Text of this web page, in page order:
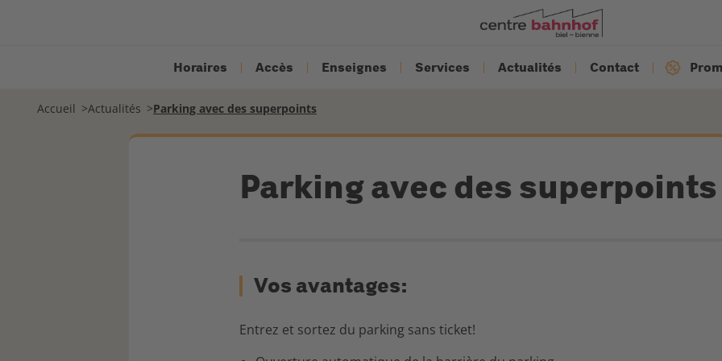
Horaires Accès Enseignes Services Actualités Contact
Accueil Actualités Parking avec des superpoints
Parking avec des superpoints
Vos avantages:
Entrez et sortez du parking sans ticket!